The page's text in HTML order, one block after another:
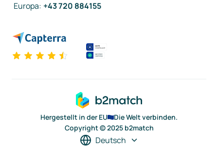
Europa: +43 720 884155
Hergestellt in der EU
Die Welt verbinden.
Copyright © 2025 b2match
Deutsch